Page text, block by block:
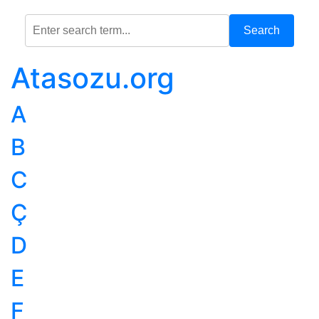
Search
Atasozu.org
A
B
C
Ç
D
E
F